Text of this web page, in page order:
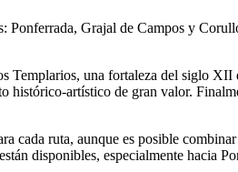
Grajal de Campos y
Templarios, una fortaleza del siglo
histórico-artístico de gran valor.
cada ruta, aunque es posible
disponibles, especialmente hacia